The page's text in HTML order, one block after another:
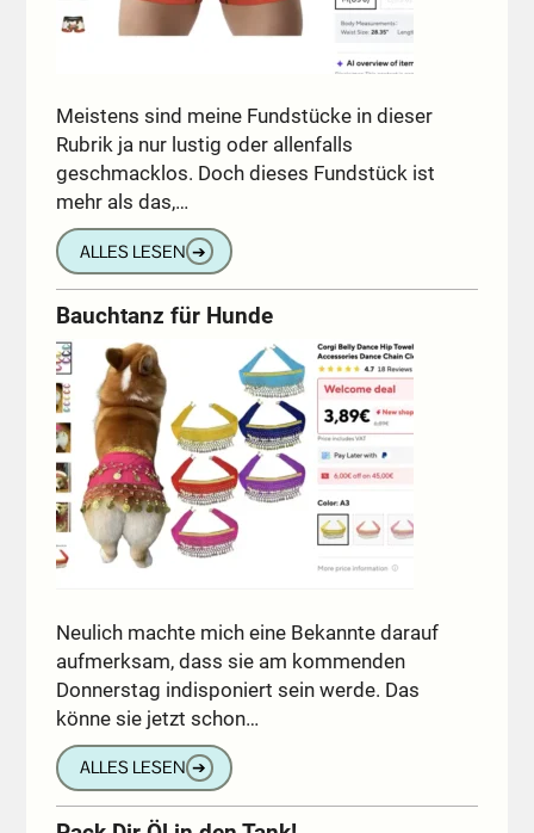
Meistens sind meine Fundstücke in dieser
Rubrik ja nur lustig oder allenfalls
geschmacklos. Doch dieses Fundstück ist
mehr als das,…
ALLES LESEN ➔
Bauchtanz für Hunde
Neulich machte mich eine Bekannte darauf
aufmerksam, dass sie am kommenden
Donnerstag indisponiert sein werde. Das
könne sie jetzt schon…
ALLES LESEN ➔